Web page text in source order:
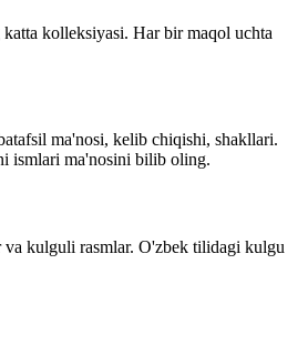
kolleksiyasi. Har bir maqol uchta
ma'nosi, kelib chiqishi, shakllari.
ismlari ma'nosini bilib oling.
va kulguli rasmlar. O'zbek tilidagi kulgu